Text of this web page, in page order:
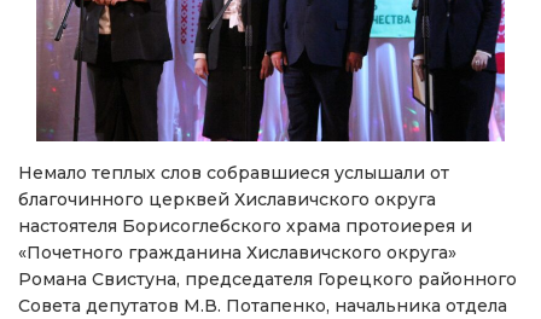
Немало теплых слов собравшиеся услышали от
благочинного церквей Хиславичского округа
настоятеля Борисоглебского храма протоиерея и
«Почетного гражданина Хиславичского округа»
Романа Свистуна, председателя Горецкого районного
Совета депутатов М.В. Потапенко, начальника отдела